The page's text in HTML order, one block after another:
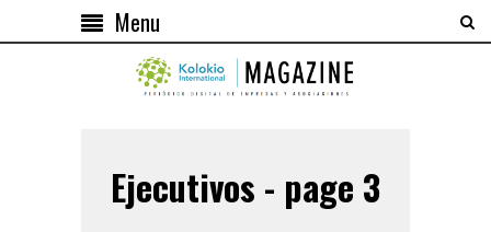
Menu
Ejecutivos - page 3